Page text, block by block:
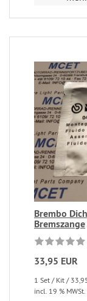
Brembo
Bremszange
33,95 EUR
1 Set / Kit /
incl. 19 %